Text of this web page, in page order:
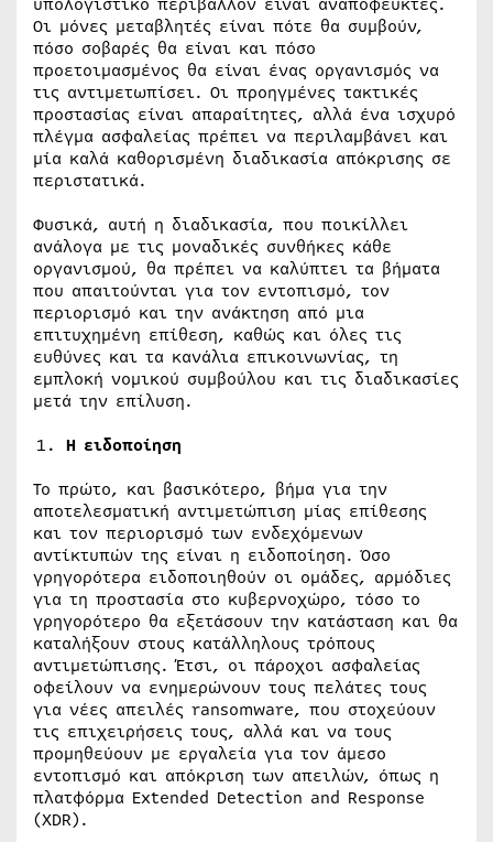
Οι μόνες μεταβλητές είναι πότε θα συμβούν,
πόσο σοβαρές θα είναι και πόσο
προετοιμασμένος θα είναι ένας οργανισμός να
τις αντιμετωπίσει. Οι προηγμένες τακτικές
προστασίας είναι απαραίτητες, αλλά ένα ισχυρό
πλέγμα ασφαλείας πρέπει να περιλαμβάνει και
μία καλά καθορισμένη διαδικασία απόκρισης σε
περιστατικά.
Φυσικά, αυτή η διαδικασία, που ποικίλλει
ανάλογα με τις μοναδικές συνθήκες κάθε
οργανισμού, θα πρέπει να καλύπτει τα βήματα
που απαιτούνται για τον εντοπισμό, τον
περιορισμό και την ανάκτηση από μια
επιτυχημένη επίθεση, καθώς και όλες τις
ευθύνες και τα κανάλια επικοινωνίας, τη
εμπλοκή νομικού συμβούλου και τις διαδικασίες
μετά την επίλυση.
Η ειδοποίηση
Το πρώτο, και βασικότερο, βήμα για την
αποτελεσματική αντιμετώπιση μίας επίθεσης
και τον περιορισμό των ενδεχόμενων
αντίκτυπών της είναι η ειδοποίηση. Όσο
γρηγορότερα ειδοποιηθούν οι ομάδες, αρμόδιες
για τη προστασία στο κυβερνοχώρο, τόσο το
γρηγορότερο θα εξετάσουν την κατάσταση και θα
καταλήξουν στους κατάλληλους τρόπους
αντιμετώπισης. Έτσι, οι πάροχοι ασφαλείας
οφείλουν να ενημερώνουν τους πελάτες τους
για νέες απειλές ransomware, που στοχεύουν
τις επιχειρήσεις τους, αλλά και να τους
προμηθεύουν με εργαλεία για τον άμεσο
εντοπισμό και απόκριση των απειλών, όπως η
πλατφόρμα Extended Detection and Response
(XDR).